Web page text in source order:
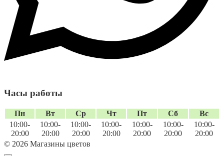
Часы работы
Пн Вт Ср Чт Пт Сб
Вс
10:00-
20:00
10:00-
20:00
10:00-
20:00
10:00-
20:00
10:00-
20:00
10:00-
20:00
10:00-
20:00
© 2026 Магазины цветов